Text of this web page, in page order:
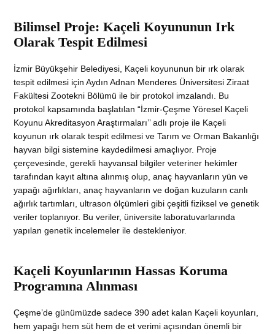
Bilimsel Proje: Kaçeli Koyununun Irk
Olarak Tespit Edilmesi
İzmir Büyükşehir Belediyesi, Kaçeli koyununun bir ırk olarak
tespit edilmesi için Aydın Adnan Menderes Üniversitesi Ziraat
Fakültesi Zootekni Bölümü ile bir protokol imzalandı. Bu
protokol kapsamında başlatılan “İzmir-Çeşme Yöresel Kaçeli
Koyunu Akreditasyon Araştırmaları’’ adlı proje ile Kaçeli
koyunun ırk olarak tespit edilmesi ve Tarım ve Orman Bakanlığı
hayvan bilgi sistemine kaydedilmesi amaçlıyor. Proje
çerçevesinde, gerekli hayvansal bilgiler veteriner hekimler
tarafından kayıt altına alınmış olup, anaç hayvanların yün ve
yapağı ağırlıkları, anaç hayvanların ve doğan kuzuların canlı
ağırlık tartımları, ultrason ölçümleri gibi çeşitli fiziksel ve genetik
veriler toplanıyor. Bu veriler, üniversite laboratuvarlarında
yapılan genetik incelemeler ile destekleniyor.
Kaçeli Koyunlarının Hassas Koruma
Programına Alınması
Çeşme’de günümüzde sadece 390 adet kalan Kaçeli koyunları,
hem yapağı hem süt hem de et verimi açısından önemli bir